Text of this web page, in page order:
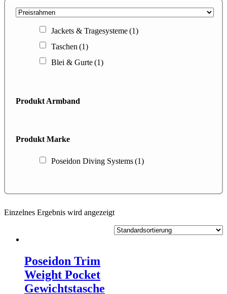
Jackets & Tragesysteme(1)
Taschen (1)
Blei & Gurte(1)
Produkt Armband
Produkt Marke
Poseidon Diving Systems(1)
Einzelnes Ergebnis wird angezeigt
Poseidon Trim
Weight Pocket
Gewichtstasche